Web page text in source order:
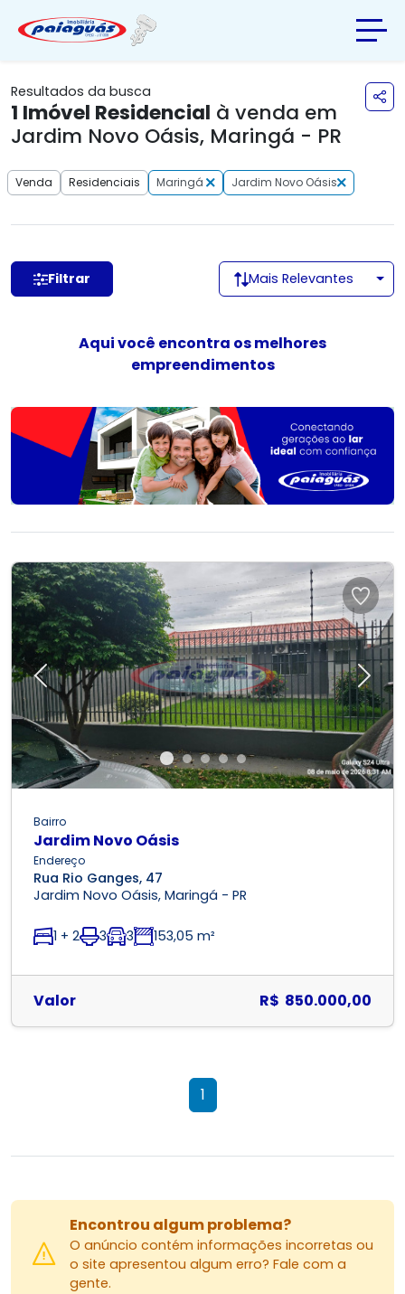
Resultados da busca
1 Imóvel Residencial à venda em
Jardim Novo Oásis, Maringá - PR
Venda Residenciais Maringá Jardim Novo Oásis
Filtrar Mais Relevantes
Aqui você encontra os melhores
empreendimentos
Previous Next
Bairro
Jardim Novo Oásis
Endereço
Rua Rio Ganges, 47
Jardim Novo Oásis, Maringá - PR
1 + 2 3 3 153,05 m²
Valor R$ 850.000,00
1
Encontrou algum problema?
O anúncio contém informações incorretas ou
o site apresentou algum erro? Fale com a
gente.